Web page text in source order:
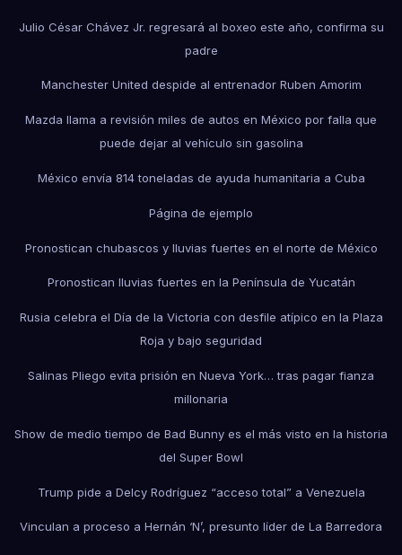
Julio César Chávez Jr. regresará al boxeo este año, confirma su
padre
Manchester United despide al entrenador Ruben Amorim
Mazda llama a revisión miles de autos en México por falla que
puede dejar al vehículo sin gasolina
México envía 814 toneladas de ayuda humanitaria a Cuba
Página de ejemplo
Pronostican chubascos y lluvias fuertes en el norte de México
Pronostican lluvias fuertes en la Península de Yucatán
Rusia celebra el Día de la Victoria con desfile atípico en la Plaza
Roja y bajo seguridad
Salinas Pliego evita prisión en Nueva York… tras pagar fianza
millonaria
Show de medio tiempo de Bad Bunny es el más visto en la historia
del Super Bowl
Trump pide a Delcy Rodríguez “acceso total” a Venezuela
Vinculan a proceso a Hernán ‘N’, presunto líder de La Barredora